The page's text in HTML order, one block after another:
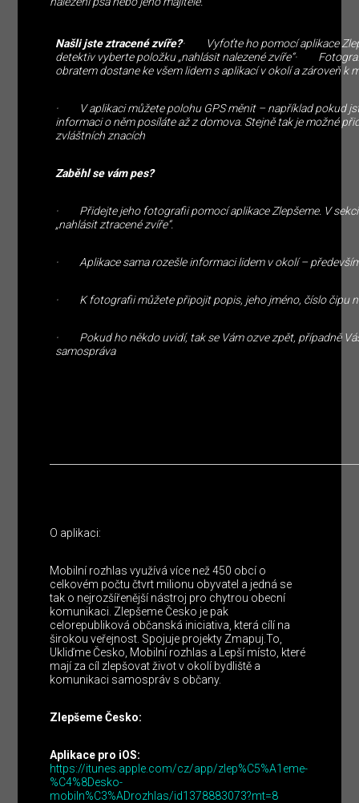
Našli jste ztracené zvíře?· Vyfoťte ho pomocí aplikace
detektiv vyberte položku „nahlásit nalezené zvíře“·
obratem dostane ke všem lidem s aplikací v okolí a zároveň k
· V aplikaci můžete polohu GPS měnit – například pokud
informaci o něm posíláte až z domova. Stejně tak je možné
zvláštních znacích
Zaběhl se vám pes?
· Přidejte jeho fotografii pomocí aplikace Zlepšeme. V
„nahlásit ztracené zvíře“.
· Aplikace sama rozešle informaci lidem v okolí –
· K fotografii můžete připojit popis, jeho jméno, číslo čipu
· Pokud ho někdo uvidí, tak se Vám ozve zpět, případně
samospráva
O aplikaci:
Mobilní rozhlas využívá více než 450 obcí o
celkovém počtu čtvrt milionu obyvatel a jedná se
tak o nejrozšířenější nástroj pro chytrou obecní
komunikaci. Zlepšeme Česko je pak
celorepubliková občanská iniciativa, která cílí na
širokou veřejnost. Spojuje projekty Zmapuj.To,
Ukliďme Česko, Mobilní rozhlas a Lepší místo, které
mají za cíl zlepšovat život v okolí bydliště a
komunikaci samospráv s občany.
Zlepšeme Česko:
Aplikace pro iOS:
https://itunes.apple.com/cz/app/zlep%C5%A1eme-
%C4%8Desko-
mobiln%C3%ADrozhlas/id1378883073?mt=8